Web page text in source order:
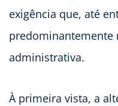
exigência que, até
predominantemente
administrativa.
À primeira vista, a